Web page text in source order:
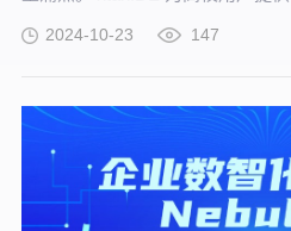
2024-10-23 147